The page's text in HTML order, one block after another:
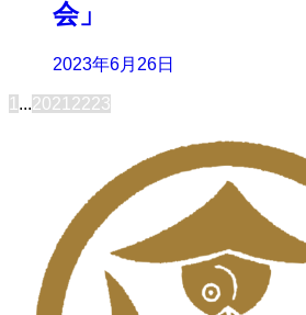
会」
2023年6月26日
1 ...2021 2223